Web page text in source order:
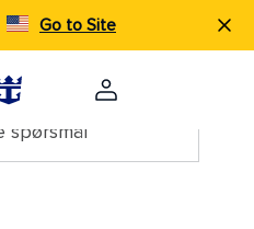
Go to Site
spørsmål